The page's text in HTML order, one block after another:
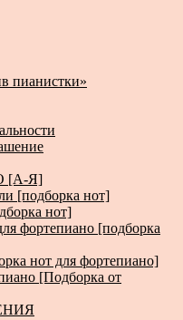
статьи…
пианистки»
[А-Я]
[подборка нот]
нот]
фортепиано [подборка
нот для фортепиано]
[Подборка от